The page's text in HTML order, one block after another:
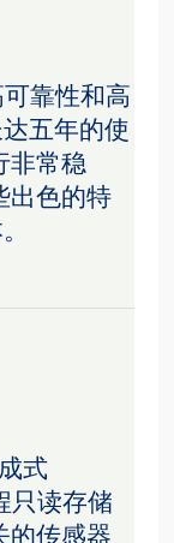
靠性和高
五年的使
非常稳
出色的特
式
只读存储
的传感器